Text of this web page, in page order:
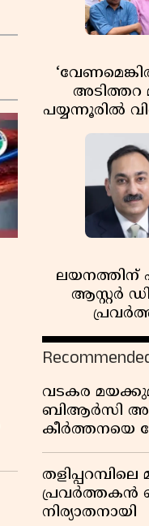
അടിത്തറ
പയ്യന്നൂരിൽ
ലയനത്തിന്
ആസ്റ്റർ
കുതിപ്പ്
വടകര
ബിആർസി
കീർത്തനയെ
വിട്ടു
പ്രവർത്തകൻ
നിര്യാതനായി